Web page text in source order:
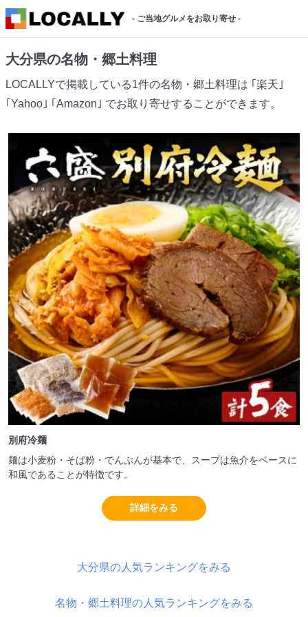
- ご当地グルメをお取り寄せ -
大分県の名物・郷土料理
LOCALLYで掲載している1件の名物・郷土料理は ｢楽天｣
｢Yahoo｣ ｢Amazon｣ でお取り寄せすることができます。
別府冷麺
麺は小麦粉・そば粉・でんぷんが基本で、スープは魚介をベースに
和風であることが特徴です。
詳細をみる
大分県の人気ランキングをみる
名物・郷土料理の人気ランキングをみる